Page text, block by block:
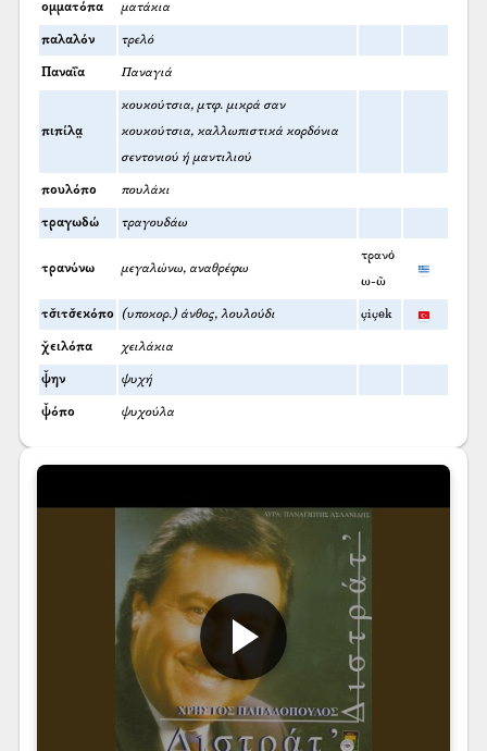
ομματόπα ματάκια
παλαλόν τρελό
Παναΐα Παναγιά
πιπίλα̤
κουκούτσια, μτφ. μικρά σαν
κουκούτσια, καλλωπιστικά κορδόνια
σεντονιού ή μαντιλιού
πουλόπο πουλάκι
τραγωδώ τραγουδάω
τρανύνω μεγαλώνω, αναθρέφω
τρανό
ω-ῶ
τσ̌ιτσ̌εκόπο (υποκορ.) άνθος, λουλούδι çiçek
χ̌ειλόπα χειλάκια
ψ̌ην ψυχή
ψ̌όπο ψυχούλα